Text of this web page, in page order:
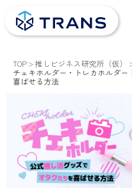
TOP 推しビジネス研究所（仮）
チェキホルダー・トレカホルダ
喜ばせる方法